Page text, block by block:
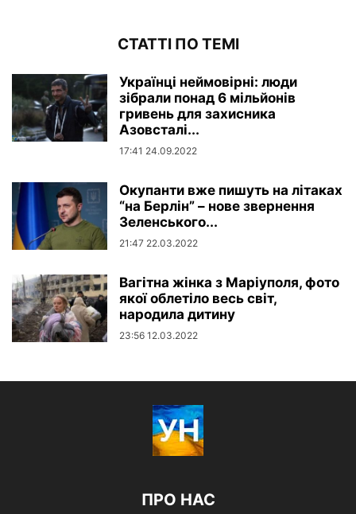
СТАТТІ ПО ТЕМІ
Українці неймовірні: люди
зібрали понад 6 мільйонів
гривень для захисника
Азовсталі...
17:41 24.09.2022
Окупанти вже пишуть на літаках
“на Берлін” – нове звернення
Зеленського...
21:47 22.03.2022
Вагітна жінка з Маріуполя, фото
якої облетіло весь світ,
народила дитину
23:56 12.03.2022
ПРО НАС